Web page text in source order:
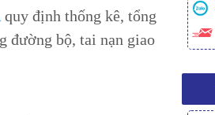
quy định thống kê, tổng
đường bộ, tai nạn giao